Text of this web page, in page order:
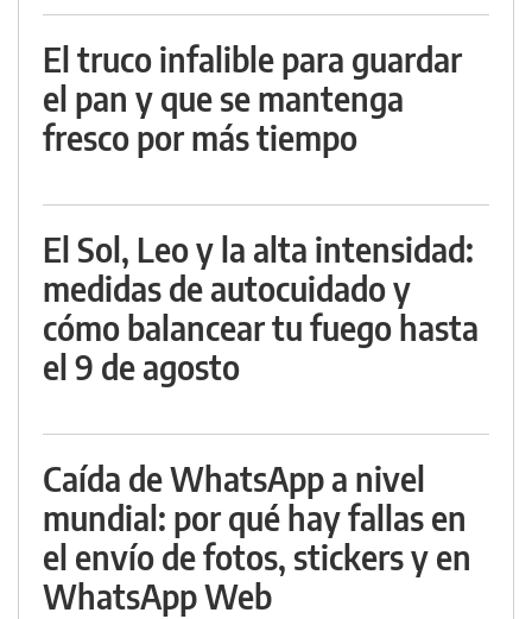
El truco infalible para guardar
el pan y que se mantenga
fresco por más tiempo
El Sol, Leo y la alta intensidad:
medidas de autocuidado y
cómo balancear tu fuego hasta
el 9 de agosto
Caída de WhatsApp a nivel
mundial: por qué hay fallas en
el envío de fotos, stickers y en
WhatsApp Web